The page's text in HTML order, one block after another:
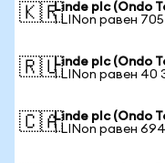
🇰🇷Linde plc (Ondo
1 LINon равен
🇷🇺Linde plc (Ondo
1 LINon равен 40
🇨🇦Linde plc (Ondo
1 LINon равен